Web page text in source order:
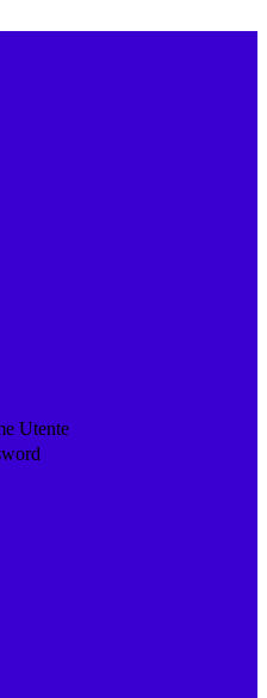
Utente